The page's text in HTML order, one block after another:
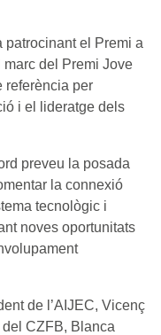
patrocinant el Premi a
del Premi Jove
referència per
i el lideratge dels
preveu la posada
la connexió
tecnològic i
noves oportunitats
de l’AIJEC, Vicenç
CZFB, Blanca